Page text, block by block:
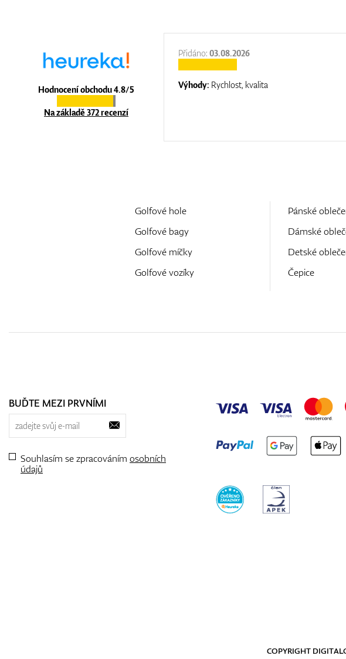
Hodnocení obchodu 4.8/5
Na základě 372 recenzí
Přidáno:03.08.2026
Výhody: Rychlost, kvalita
Golfové hole
Golfové bagy
Golfové míčky
Golfové vozíky
Pánské
Dámské
Detské
Čepice
BUĎTE MEZI PRVNÍMI
Souhlasím se zpracováním osobních
údajů
COPYRIGHT